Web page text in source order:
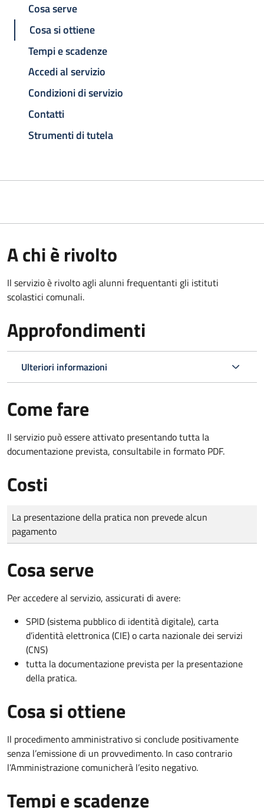
Cosa serve
Cosa si ottiene
Tempi e scadenze
Accedi al servizio
Condizioni di servizio
Contatti
Strumenti di tutela
A chi è rivolto
Il servizio è rivolto agli alunni frequentanti gli istituti
scolastici comunali.
Approfondimenti
Ulteriori informazioni
Come fare
Il servizio può essere attivato presentando tutta la
documentazione prevista, consultabile in formato PDF.
Costi
Tipo di pagamento
Importo
La presentazione della pratica non prevede alcun
pagamento
Cosa serve
Per accedere al servizio, assicurati di avere:
SPID (sistema pubblico di identità digitale), carta
d’identità elettronica (CIE) o carta nazionale dei servizi
(CNS)
tutta la documentazione prevista per la presentazione
della pratica.
Cosa si ottiene
Il procedimento amministrativo si conclude positivamente
senza l’emissione di un provvedimento. In caso contrario
l’Amministrazione comunicherà l’esito negativo.
Tempi e scadenze